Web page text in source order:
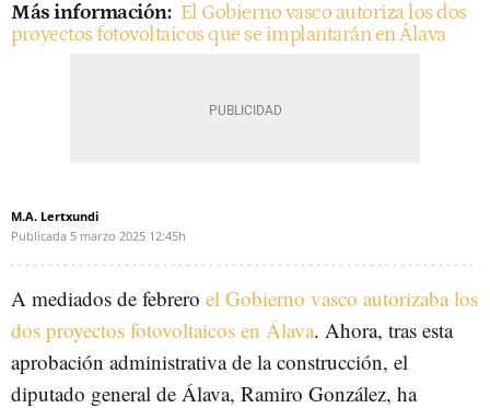
Más información: El Gobierno vasco autoriza los dos
proyectos fotovoltaicos que se implantarán en Álava
M.A. Lertxundi
Publicada 5 marzo 2025 12:45h
A mediados de febrero el Gobierno vasco autorizaba los
dos proyectos fotovoltaicos en Álava. Ahora, tras esta
aprobación administrativa de la construcción, el
diputado general de Álava, Ramiro González, ha